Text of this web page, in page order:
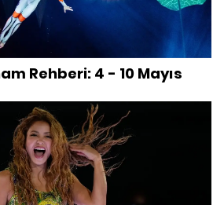
Rehberi: 4 - 10 Mayıs